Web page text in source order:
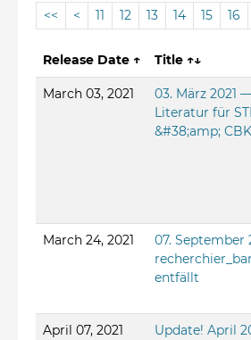
<< < 11 12 13 14 15 16
Release Date ↑ Title ↑↓
March 03, 2021
03. März 2021
Literatur für
&#38;amp; CBK
March 24, 2021
07. September
recherchier_bar
entfällt
April 07, 2021 Update! April